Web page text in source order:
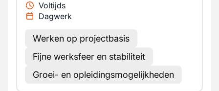
Voltijds
Dagwerk
Werken op projectbasis
Fijne werksfeer en stabiliteit
Groei- en opleidingsmogelijkheden